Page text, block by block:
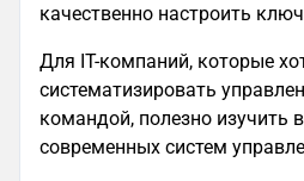
качественно настроить
Для IT-компаний, которые
систематизировать
командой, полезно изучить
современных систем